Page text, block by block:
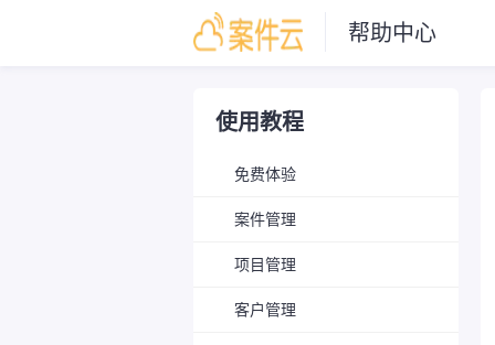
帮助中心
使用教程
免费体验
案件管理
项目管理
客户管理